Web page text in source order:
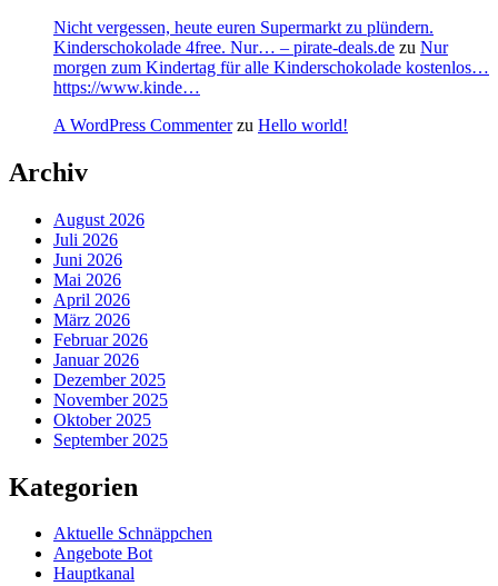
Nicht vergessen, heute euren Supermarkt zu plündern.
Kinderschokolade 4free. Nur… – pirate-deals.de zu Nur
morgen zum Kindertag für alle Kinderschokolade kostenlos…
https://www.kinde…
A WordPress Commenterzu Hello world!
Archiv
August 2026
Juli 2026
Juni 2026
Mai 2026
April 2026
März 2026
Februar 2026
Januar 2026
Dezember 2025
November 2025
Oktober 2025
September 2025
Kategorien
Aktuelle Schnäppchen
Angebote Bot
Hauptkanal